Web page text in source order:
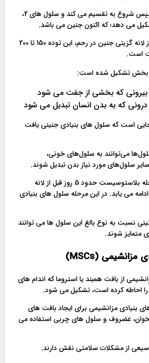
زیگوت تک سلولی سپس شروع به تقسیم می کند و سلول های 2،
در مرحله بعد و قبل از لانه گزینی جنین در رحم، این توده 150 تا 200
است.
بخش تشکیل شده است:
بیرونی که بخشی از جفت می شود
که به بدن انسان تبدیل می شود
است که سلول های بنیادی جنینی یافت
می‌توانند به سلول‌های خونی،
سلول‌های مورد نیاز بدن تبدیل شوند.
در اوایل بارداری، مرحله بلاستوسیست حدود 5 روز قبل از لانه
می یابد. در این مرحله سلول های بنیادی
نسبت به نوع بالغ این سلول ها می توانند
متمایز شوند.
مزانشیمی (MSCs)
از بافت همبند یا استروما که اندام های
احاطه کرده است، تشکیل می شود.
بنیادی مزانشیمی برای ایجاد بافت های
غضروف و سلول های چربی استفاده می
از مشکلات سلامتی نقش دارند.